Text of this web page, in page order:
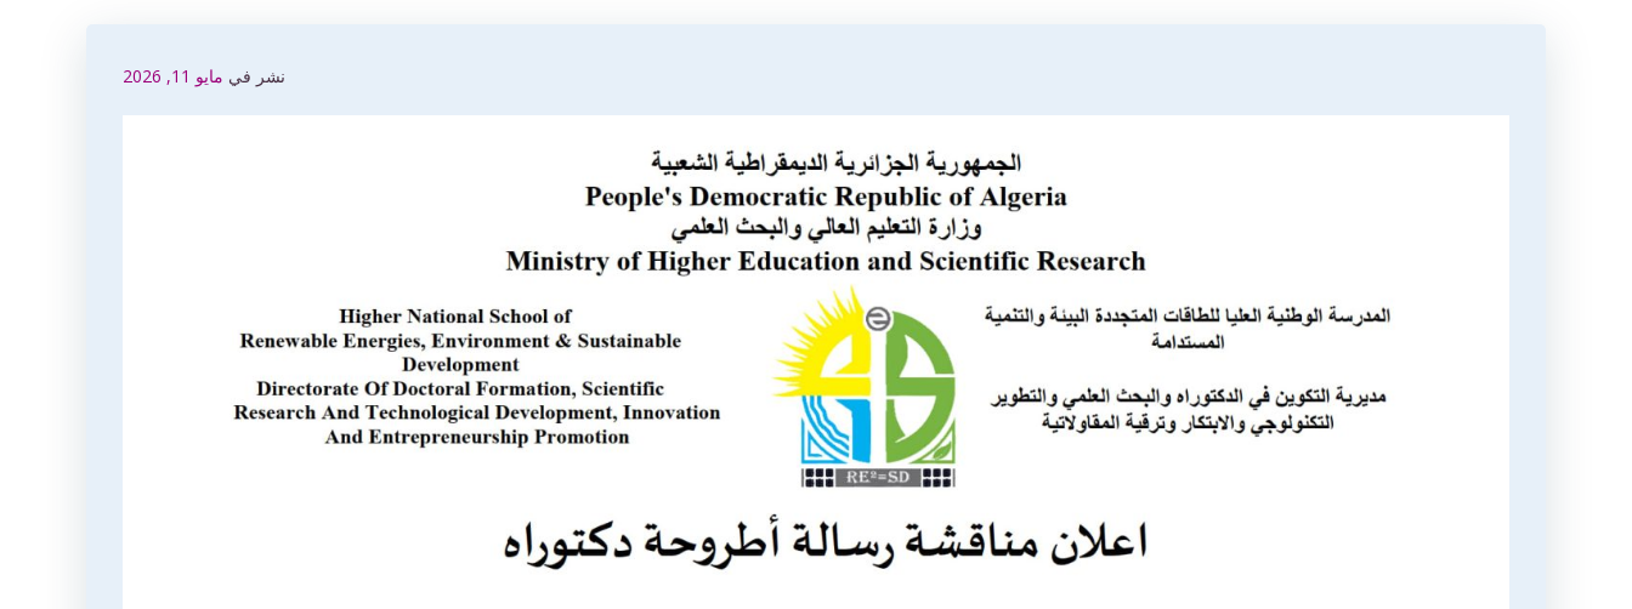
نشر في مايو 11, 2026